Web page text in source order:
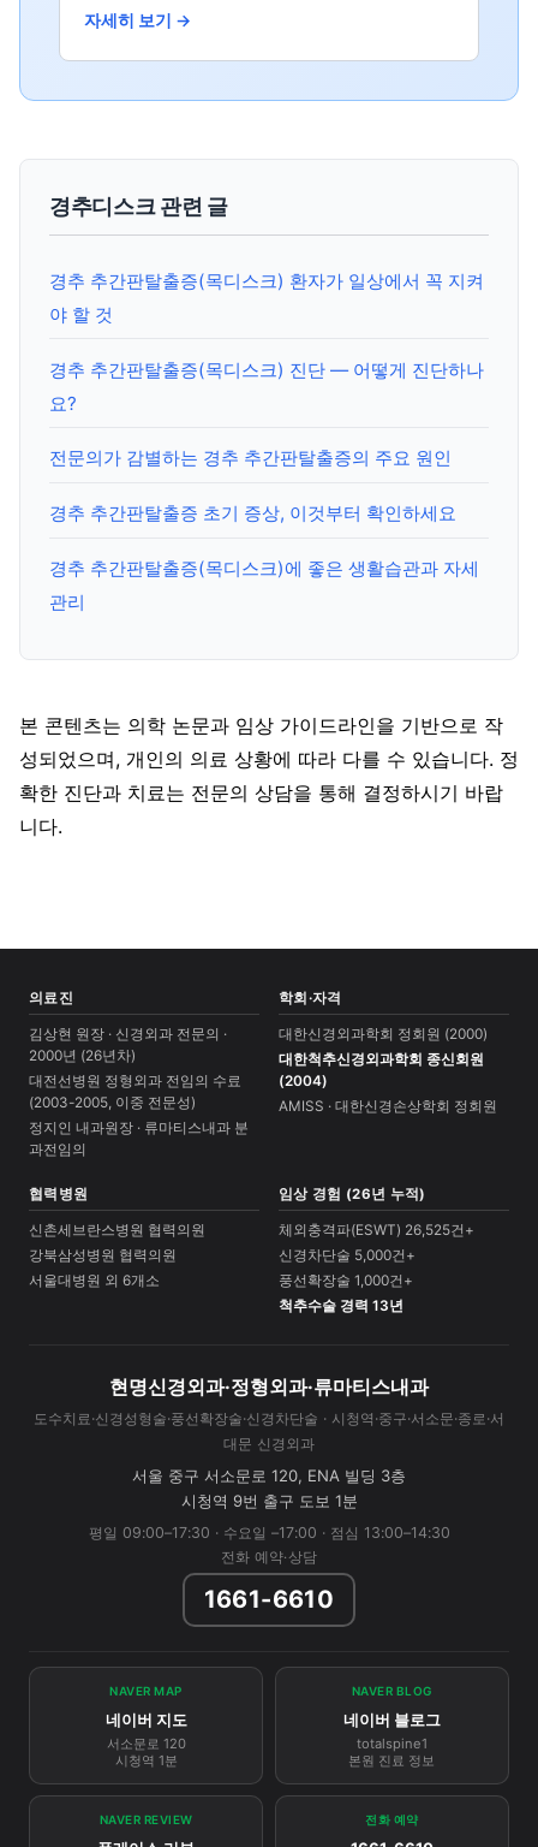
자세히 보기 →
경추디스크 관련 글
경추 추간판탈출증(목디스크) 환자가 일상에서 꼭 지켜
야 할 것
경추 추간판탈출증(목디스크) 진단 — 어떻게 진단하나
요?
전문의가 감별하는 경추 추간판탈출증의 주요 원인
경추 추간판탈출증 초기 증상, 이것부터 확인하세요
경추 추간판탈출증(목디스크)에 좋은 생활습관과 자세
관리
본 콘텐츠는 의학 논문과 임상 가이드라인을 기반으로 작
성되었으며, 개인의 의료 상황에 따라 다를 수 있습니다. 정
확한 진단과 치료는 전문의 상담을 통해 결정하시기 바랍
니다.
의료진
김상현 원장 · 신경외과 전문의 ·
2000년 (26년차)
대전선병원 정형외과 전임의 수료
(2003-2005, 이중 전문성)
정지인 내과원장 · 류마티스내과 분
과전임의
학회·자격
대한신경외과학회 정회원 (2000)
대한척추신경외과학회 종신회원
(2004)
AMISS · 대한신경손상학회 정회원
협력병원
신촌세브란스병원 협력의원
강북삼성병원 협력의원
서울대병원 외 6개소
임상 경험 (26년 누적)
체외충격파(ESWT) 26,525건+
신경차단술 5,000건+
풍선확장술 1,000건+
척추수술 경력 13년
현명신경외과·정형외과·류마티스내과
도수치료·신경성형술·풍선확장술·신경차단술 · 시청역·중구·서소문·종로·서
대문 신경외과
서울 중구 서소문로 120, ENA 빌딩 3층
시청역 9번 출구 도보 1분
평일 09:00–17:30 · 수요일 –17:00 · 점심 13:00–14:30
전화 예약·상담
1661-6610
NAVER MAP
네이버 지도
서소문로 120
시청역 1분
NAVER BLOG
네이버 블로그
totalspine1
본원 진료 정보
NAVER REVIEW 전화 예약